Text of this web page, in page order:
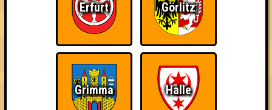
Schon wieder zum
Wiederzehn macht
Quizveteran
Erfurt Görlitz
Grimma Halle